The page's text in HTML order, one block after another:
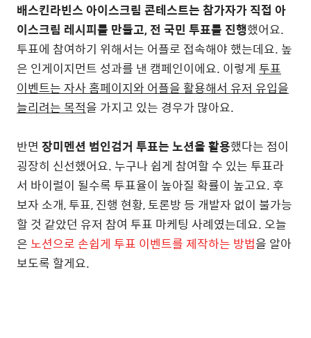
배스킨라빈스 아이스크림 콘테스트는 참가자가 직접 아
이스크림 레시피를 만들고, 전 국민 투표를 진행했어요.
투표에 참여하기 위해서는 어플로 접속해야 했는데요. 높
은 인게이지먼트 성과를 낸 캠페인이에요. 이렇게 투표
이벤트는 자사 홈페이지와 어플을 활용해서 유저 유입을
늘리려는 목적을 가지고 있는 경우가 많아요.
반면 장미멘션 범인검거 투표는 노션을 활용했다는 점이
굉장히 신선했어요. 누구나 쉽게 참여할 수 있는 투표라
서 바이럴이 될수록 투표율이 높아질 확률이 높고요. 후
보자 소개, 투표, 진행 현황, 토론방 등 개발자 없이 불가능
할 것 같았던 유저 참여 투표 마케팅 사례였는데요. 오늘
은노션으로 손쉽게 투표 이벤트를 제작하는 방법을 알아
보도록 할게요.